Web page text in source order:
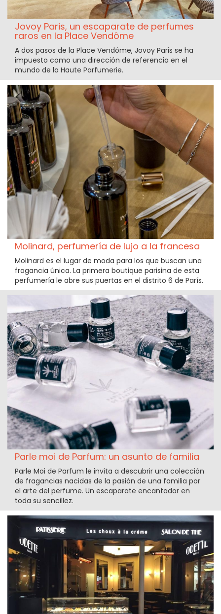
Jovoy Paris, un escaparate de perfumes
raros en la Place Vendôme
A dos pasos de la Place Vendôme, Jovoy Paris se ha
impuesto como una dirección de referencia en el
mundo de la Haute Parfumerie.
Molinard, perfumería de lujo a la francesa
Molinard es el lugar de moda para los que buscan una
fragancia única. La primera boutique parisina de esta
perfumería le abre sus puertas en el distrito 6 de París.
Parle moi de Parfum: un asunto de familia
Parle Moi de Parfum le invita a descubrir una colección
de fragancias nacidas de la pasión de una familia por
el arte del perfume. Un escaparate encantador en
toda su sencillez.